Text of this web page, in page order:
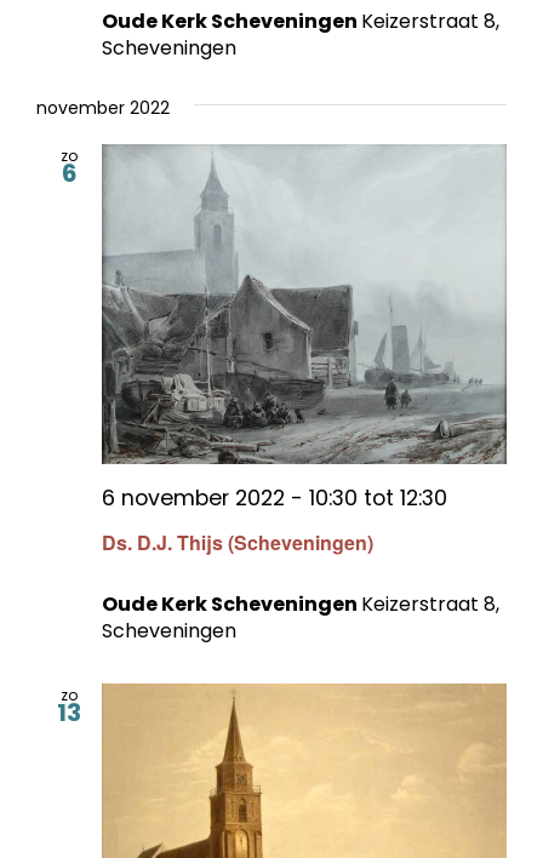
Oude Kerk Scheveningen Keizerstraat 8,
Scheveningen
november 2022
zo
6
Ds. D.J. Thijs (Scheveningen)
6 november 2022 - 10:30 tot 12:30
Oude Kerk Scheveningen Keizerstraat 8,
Scheveningen
zo
13